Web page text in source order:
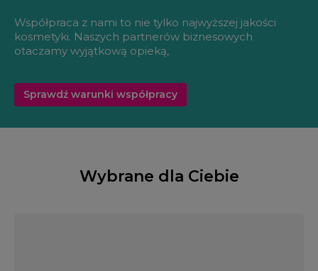
Współpraca z nami to nie tylko najwyższej jakości
kosmetyki. Naszych partnerów biznesowych
otaczamy wyjątkową opieką,
Sprawdź warunki współpracy
Wybrane dla Ciebie